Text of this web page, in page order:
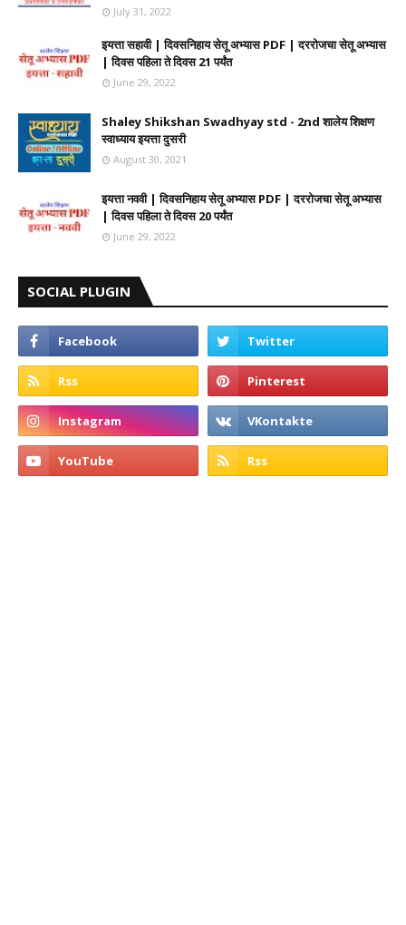
July 31, 2022
इयत्ता सहावी | दिवसनिहाय सेतू अभ्यास PDF | दररोजचा सेतू अभ्यास
| दिवस पहिला ते दिवस 21 पर्यंत
June 29, 2022
Shaley Shikshan Swadhyay std - 2nd शालेय शिक्षण
स्वाध्याय इयत्ता दुसरी
August 30, 2021
इयत्ता नववी | दिवसनिहाय सेतू अभ्यास PDF | दररोजचा सेतू अभ्यास
| दिवस पहिला ते दिवस 20 पर्यंत
June 29, 2022
SOCIAL PLUGIN